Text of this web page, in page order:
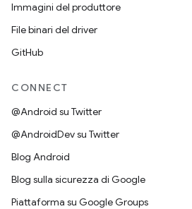
Immagini del produttore
File binari del driver
GitHub
CONNECT
@Android su Twitter
@AndroidDev su Twitter
Blog Android
Blog sulla sicurezza di Google
Piattaforma su Google Groups